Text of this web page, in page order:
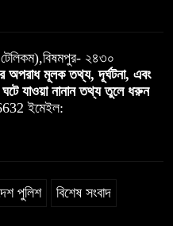
টেলিকম),বিষমপুর- ২৪৩০
অপরাধ মূলক তথ্য, দূর্ঘটনা, এবং
যাওয়া নানান তথ্য তুলে ধরুন
ইমেইল:
পুলিশ বিশেষ সংবাদ